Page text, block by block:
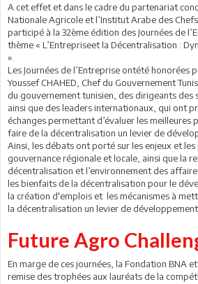
A cet effet et dans le cadre du partenariat
Nationale Agricole et l’Institut Arabe des
participé à la 32ème édition des Journées de
thème « L’Entrepriseet la Décentralisation :
».
Les Journées de l’Entreprise ontété honorées
Youssef CHAHED, Chef du Gouvernement
du gouvernement tunisien, des dirigeants des
ainsi que des leaders internationaux, qui ont
échanges permettant d’évaluer les meilleures
faire de la décentralisation un levier de
Ainsi, les débats ont porté sur les enjeux et
gouvernance régionale et locale, ainsi que la
décentralisation et l’environnement des
les bienfaits de la décentralisation pour le
la création d'emplois et les mécanismes à
la décentralisation un levier de
Future Agro
En marge de ces journées, la Fondation BNA
remise des trophées aux lauréats de la